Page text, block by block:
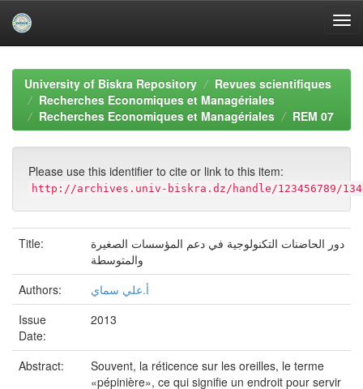
navigationUniversity of Biskra Repository
Revues scientifiques
Recherches Economiques et Managériales
Recherches Economiques et Managériales
REM 07
Please use this identifier to cite or link to this item:
http://archives.univ-biskra.dz/handle/123456789/
Title:
دور الحاضنات التكنولوجية في دعم المؤسسات الصغيرة
والمتوسطة
Authors:
أ.علي سماي
Issue
Date:
2013
Abstract:
Souvent, la réticence sur les oreilles, le terme
«pépinière», ce qui signifie un endroit pour servir